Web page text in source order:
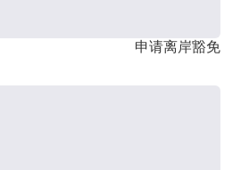
申请离岸豁免